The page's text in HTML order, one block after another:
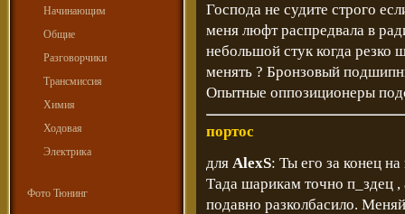
Начинающим
Общие
Разговорчики
Трансмиссия
Химия
Ходовая
Электрика
Фото Тюнинг
Господа не судите строго
меня люфт распредвала в
небольшой стук когда резко
менять ? Бронзовый
Опытные оппозиционеры
портос
для AlexS: Ты его за конец
Тада шарикам точно п_здец
подавно разколбасило.